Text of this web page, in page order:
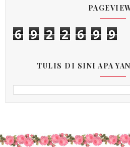
6 9 2 2 6 9 9
TULIS DI SINI APA